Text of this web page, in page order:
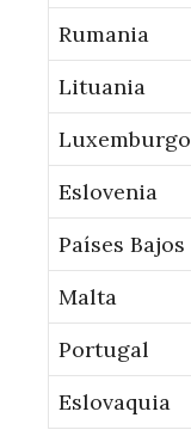
Rumania
Lituania
Luxemburgo
Eslovenia
Países Bajos
Malta
Portugal
Eslovaquia